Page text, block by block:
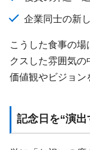
企業同士の新
こうした食事の
クスした雰囲気
価値観やビジョン
記念日を“演